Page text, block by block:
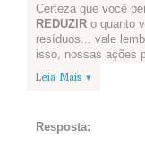
Certeza que você
REDUZIR o quanto
resíduos... vale
isso, nossas ações
estão a milhares de
DESAFIO:
Leia Mais ▾
Resposta: